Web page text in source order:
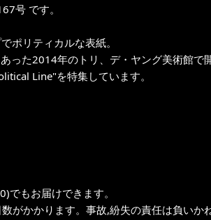
号 です。
ポリティカルな表紙。
った2014年のトリ、デ・ヤング美術館で
Line"を特集しています。
でもお届けできます。
がかかります。事故,紛失の責任は負い